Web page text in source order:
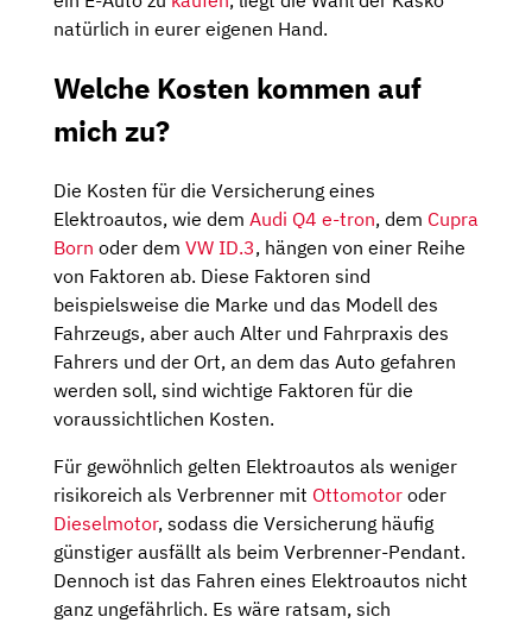
natürlich in eurer eigenen Hand.
Welche Kosten kommen auf
mich zu?
Die Kosten für die Versicherung eines
Elektroautos, wie dem Audi Q4 e-tron, dem Cupra
Born oder dem VW ID.3, hängen von einer Reihe
von Faktoren ab. Diese Faktoren sind
beispielsweise die Marke und das Modell des
Fahrzeugs, aber auch Alter und Fahrpraxis des
Fahrers und der Ort, an dem das Auto gefahren
werden soll, sind wichtige Faktoren für die
voraussichtlichen Kosten.
Für gewöhnlich gelten Elektroautos als weniger
risikoreich als Verbrenner mit Ottomotor oder
Dieselmotor, sodass die Versicherung häufig
günstiger ausfällt als beim Verbrenner-Pendant.
Dennoch ist das Fahren eines Elektroautos nicht
ganz ungefährlich. Es wäre ratsam, sich